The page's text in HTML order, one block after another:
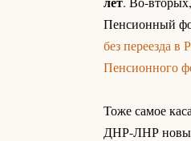
Пенсионный
без переезда в
Пенсионного
Тоже самое
ДНР-ЛНР новым